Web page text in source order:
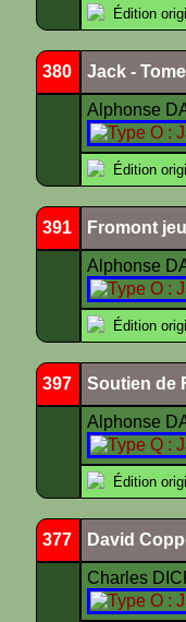
Édition
380 Jack -
Alphonse
Édition
391 Fromont
Alphonse
Édition
397 Soutien de
Alphonse
Édition
377 David
Charles